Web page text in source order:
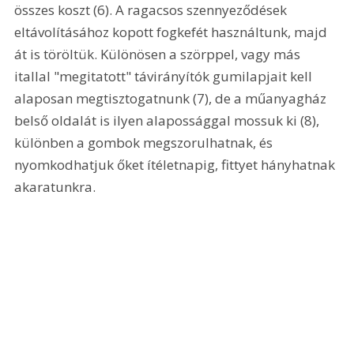
összes koszt (6). A ragacsos szennyeződések
eltávolításához kopott fogkefét használtunk, majd
át is töröltük. Különösen a szörppel, vagy más
itallal "megitatott" távirányítók gumilapjait kell
alaposan megtisztogatnunk (7), de a műanyagház
belső oldalát is ilyen alapossággal mossuk ki (8),
különben a gombok megszorulhatnak, és
nyomkodhatjuk őket ítéletnapig, fittyet hányhatnak
akaratunkra.